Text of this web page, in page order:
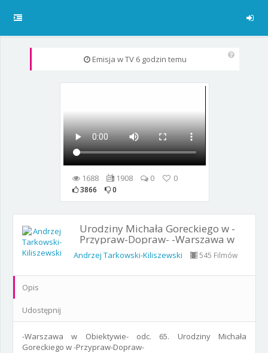
Emisja w TV 6 godzin temu
1688 1908 0 0
3866 0
Urodziny Michała Goreckiego w -
Przypraw-Dopraw- -Warszawa w
Obiektywie- odc. 65
Andrzej Tarkowski-Kiliszewski 545 Filmów
Opis
Udostępnij
-Warszawa w Obiektywie- odc. 65. Urodziny Michała
Goreckiego w -Przypraw-Dopraw-